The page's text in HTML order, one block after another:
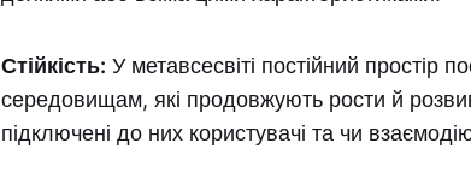
Стійкість: У метавсесвіті постійний простір
середовищам, які продовжують рости й
підключені до них користувачі та чи